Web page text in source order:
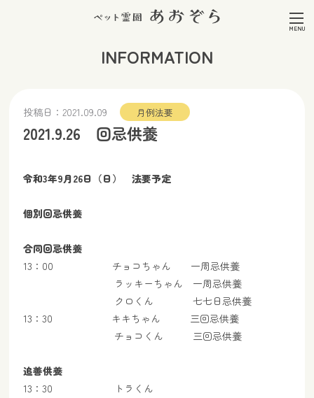
INFORMATION
投稿日： 2021.09.09 月例法要
2021.9.26 回忌供養
令和3年9月26日（日） 法要予定
個別回忌供養
合同回忌供養
13：00 チョコちゃん 一周忌供養
ラッキーちゃん 一周忌供養
クロくん 七七日忌供養
13：30 キキちゃん 三回忌供養
チョコくん 三回忌供養
追善供養
13：30 トラくん